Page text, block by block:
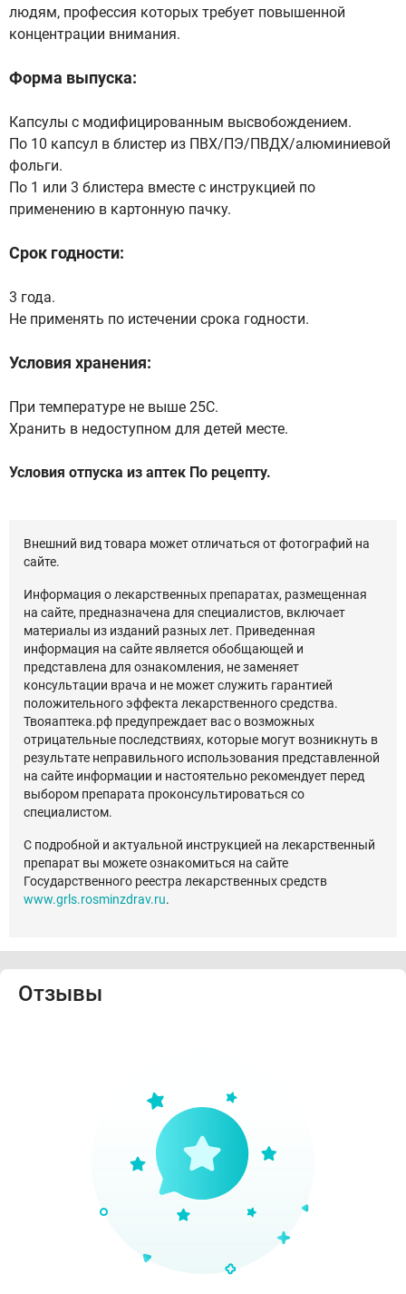
людям, профессия которых требует повышенной
концентрации внимания.
Форма выпуска:
Капсулы с модифицированным высвобождением.
По 10 капсул в блистер из ПВХ/ПЭ/ПВДХ/алюминиевой
фольги.
По 1 или 3 блистера вместе с инструкцией по
применению в картонную пачку.
Срок годности:
3 года.
Не применять по истечении срока годности.
Условия хранения:
При температуре не выше 25С.
Хранить в недоступном для детей месте.
Условия отпуска из аптек По рецепту.
Внешний вид товара может отличаться от фотографий на
сайте.
Информация о лекарственных препаратах, размещенная
на сайте, предназначена для специалистов, включает
материалы из изданий разных лет. Приведенная
информация на сайте является обобщающей и
представлена для ознакомления, не заменяет
консультации врача и не может служить гарантией
положительного эффекта лекарственного средства.
Твояаптека.рф предупреждает вас о возможных
отрицательные последствиях, которые могут возникнуть в
результате неправильного использования представленной
на сайте информации и настоятельно рекомендует перед
выбором препарата проконсультироваться со
специалистом.
С подробной и актуальной инструкцией на лекарственный
препарат вы можете ознакомиться на сайте
Государственного реестра лекарственных средств
www.grls.rosminzdrav.ru.
Отзывы